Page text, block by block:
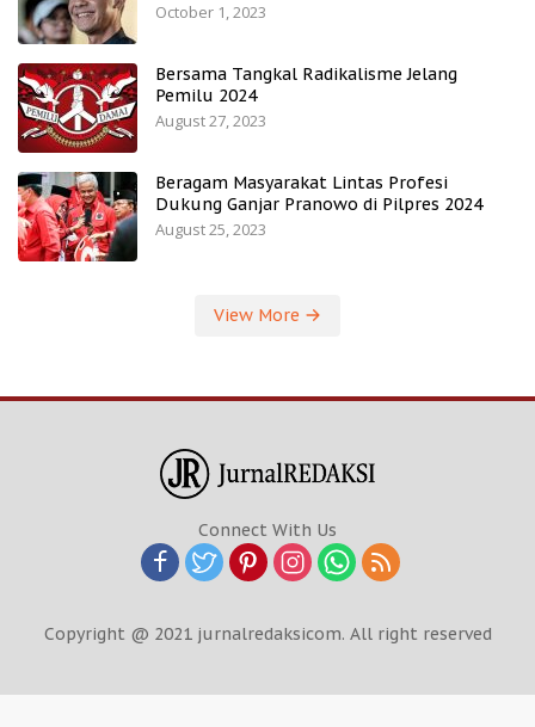
October 1, 2023
Bersama Tangkal Radikalisme Jelang
Pemilu 2024
August 27, 2023
Beragam Masyarakat Lintas Profesi
Dukung Ganjar Pranowo di Pilpres 2024
August 25, 2023
View More
Connect With Us
Copyright @ 2021 jurnalredaksicom. All right reserved